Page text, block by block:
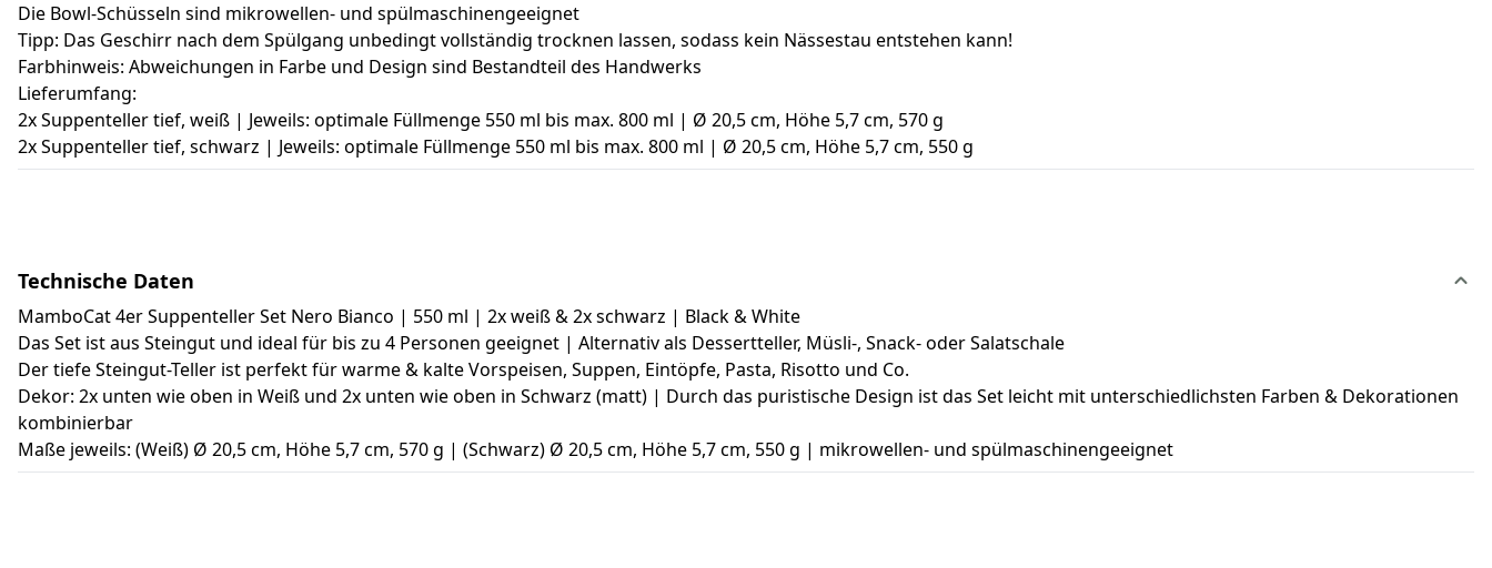
Die Bowl-Schüsseln sind mikrowellen- und spülmaschinengeeignet
Tipp: Das Geschirr nach dem Spülgang unbedingt vollständig trocknen lassen, sodass kein Nässestau entstehen kann!
Farbhinweis: Abweichungen in Farbe und Design sind Bestandteil des Handwerks
Lieferumfang:
2x Suppenteller tief, weiß | Jeweils: optimale Füllmenge 550 ml bis max. 800 ml | Ø 20,5 cm, Höhe 5,7 cm, 570 g
2x Suppenteller tief, schwarz | Jeweils: optimale Füllmenge 550 ml bis max. 800 ml | Ø 20,5 cm, Höhe 5,7 cm, 550 g
Technische Daten
MamboCat 4er Suppenteller Set Nero Bianco | 550 ml | 2x weiß & 2x schwarz | Black & White
Das Set ist aus Steingut und ideal für bis zu 4 Personen geeignet | Alternativ als Dessertteller, Müsli-, Snack- oder Salatschale
Der tiefe Steingut-Teller ist perfekt für warme & kalte Vorspeisen, Suppen, Eintöpfe, Pasta, Risotto und Co.
Dekor: 2x unten wie oben in Weiß und 2x unten wie oben in Schwarz (matt) | Durch das puristische Design ist das Set leicht mit unterschiedlichsten Farben & Dekorationen
kombinierbar
Maße jeweils: (Weiß) Ø 20,5 cm, Höhe 5,7 cm, 570 g | (Schwarz) Ø 20,5 cm, Höhe 5,7 cm, 550 g | mikrowellen- und spülmaschinengeeignet